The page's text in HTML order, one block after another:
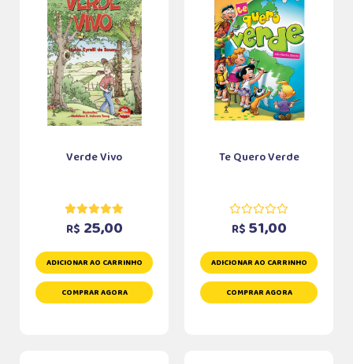
Verde Vivo
R$ 25,00
ADICIONAR AO CARRINHO
COMPRAR AGORA
Te Quero Verde
R$ 51,00
ADICIONAR AO CARRINHO
COMPRAR AGORA